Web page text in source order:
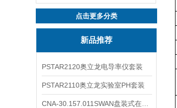
点击更多分类
新品推荐
PSTAR2120奥立龙电导率仪套装
PSTAR2110奥立龙实验室PH套装